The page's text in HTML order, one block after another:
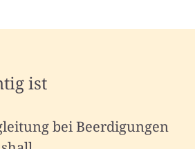
ist
bei Beerdigungen